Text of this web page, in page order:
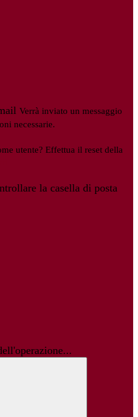
Verrà inviato un messaggio
necessarie.
utente? Effettua il reset della
la casella di posta